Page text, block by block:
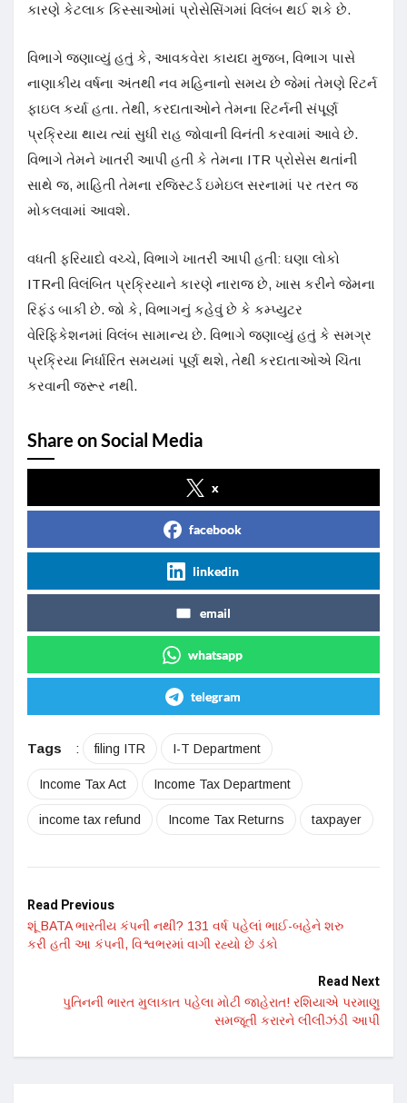
કારણે કેટલાક કિસ્સાઓમાં પ્રોસેસિંગમાં વિલંબ થઈ શકે છે.
વિભાગે જણાવ્યું હતું કે, આવકવેરા કાયદા મુજબ, વિભાગ પાસે
નાણાકીય વર્ષના અંતથી નવ મહિનાનો સમય છે જેમાં તેમણે રિટર્ન
ફાઇલ કર્યા હતા. તેથી, કરદાતાઓને તેમના રિટર્નની સંપૂર્ણ
પ્રક્રિયા થાય ત્યાં સુધી રાહ જોવાની વિનંતી કરવામાં આવે છે.
વિભાગે તેમને ખાતરી આપી હતી કે તેમના ITR પ્રોસેસ થતાંની
સાથે જ, માહિતી તેમના રજિસ્ટર્ડ ઇમેઇલ સરનામાં પર તરત જ
મોકલવામાં આવશે.
વધતી ફરિયાદો વચ્ચે, વિભાગે ખાતરી આપી હતી: ઘણા લોકો
ITRની વિલંબિત પ્રક્રિયાને કારણે નારાજ છે, ખાસ કરીને જેમના
રિફંડ બાકી છે. જો કે, વિભાગનું કહેવું છે કે કમ્પ્યુટર
વેરિફિકેશનમાં વિલંબ સામાન્ય છે. વિભાગે જણાવ્યું હતું કે સમગ્ર
પ્રક્રિયા નિર્ધારિત સમયમાં પૂર્ણ થશે, તેથી કરદાતાઓએ ચિંતા
કરવાની જરૂર નથી.
Share on Social Media
x
facebook
linkedin
email
whatsapp
telegram
Tags : filing ITR I-T Department
Income Tax Act Income Tax Department
income tax refund Income Tax Returns taxpayer
Read Previous
શૂં BATA ભારતીય કંપની નથી? 131 વર્ષ પહેલાં ભાઈ-બહેને શરુ
કરી હતી આ કંપની, વિશ્વભરમાં વાગી રહ્યો છે ડંકો
Read Next
પુતિનની ભારત મુલાકાત પહેલા મોટી જાહેરાત! રશિયાએ પરમાણુ
સમજૂતી કરારને લીલીઝંડી આપી